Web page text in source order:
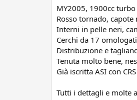
MY2005, 1900cc
Rosso tornado, capote
Interni in pelle neri,
Cerchi da 17
Distribuzione e
Tenuta molto bene,
Già iscritta ASI con
Tutti i dettagli e molte